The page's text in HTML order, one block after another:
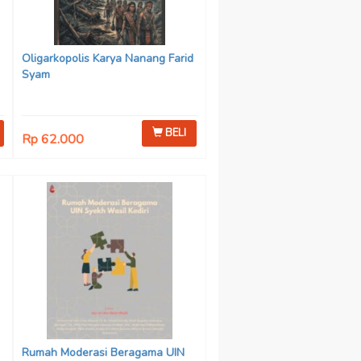
Oligarkopolis Karya Nanang Farid
Syam
Rp 62.000 BELI
Rumah Moderasi Beragama UIN